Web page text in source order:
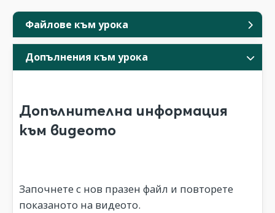
Файлове към урока
Допълнения към урока
Допълнителна информация
към видеото
Започнете с нов празен файл и повторете
показаното на видеото.